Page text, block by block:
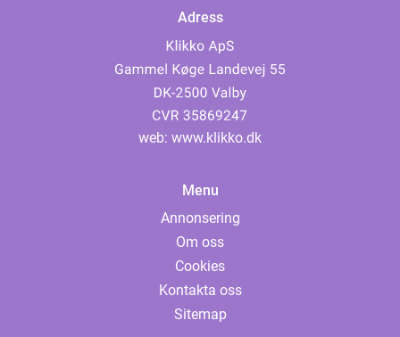
Adress
web: www.klikko.dk
Menu
Annonsering
Om oss
Cookies
Kontakta oss
Sitemap